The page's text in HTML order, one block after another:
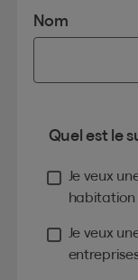
Nom
Quel est le
Je veux
habitation
Je veux